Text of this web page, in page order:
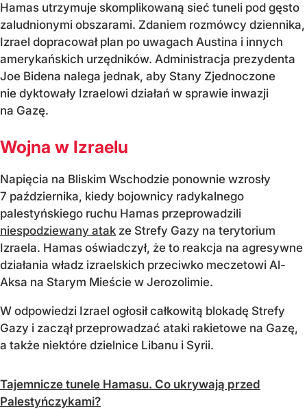
Hamas utrzymuje skomplikowaną sieć tuneli pod gęsto
zaludnionymi obszarami. Zdaniem rozmówcy dziennika,
Izrael dopracował plan po uwagach Austina i innych
amerykańskich urzędników. Administracja prezydenta
Joe Bidena nalega jednak, aby Stany Zjednoczone
nie dyktowały Izraelowi działań w sprawie inwazji
na Gazę.
Wojna w Izraelu
Napięcia na Bliskim Wschodzie ponownie wzrosły
7 października, kiedy bojownicy radykalnego
palestyńskiego ruchu Hamas przeprowadzili
niespodziewany atak ze Strefy Gazy na terytorium
Izraela. Hamas oświadczył, że to reakcja na agresywne
działania władz izraelskich przeciwko meczetowi Al-
Aksa na Starym Mieście w Jerozolimie.
W odpowiedzi Izrael ogłosił całkowitą blokadę Strefy
Gazy i zaczął przeprowadzać ataki rakietowe na Gazę,
a także niektóre dzielnice Libanu i Syrii.
Tajemnicze tunele Hamasu. Co ukrywają przed
Palestyńczykami?